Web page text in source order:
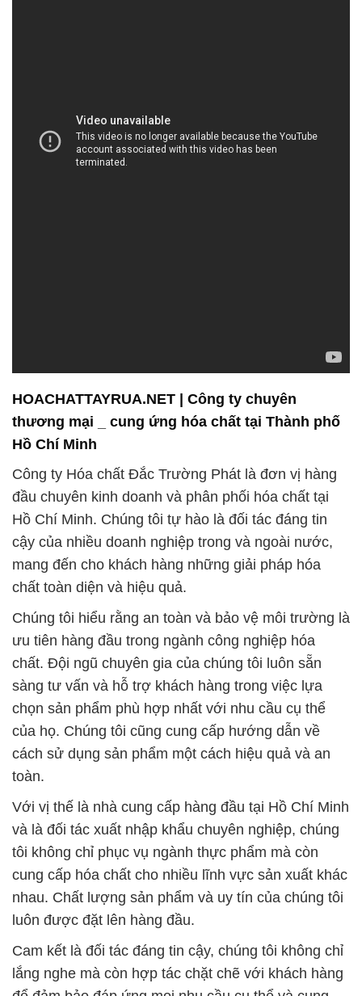
Công ty Hóa chất Đắc Trường Phát là đơn vị hàng
đầu chuyên kinh doanh và phân phối hóa chất tại
Hồ Chí Minh. Chúng tôi tự hào là đối tác đáng tin
cậy của nhiều doanh nghiệp trong và ngoài nước,
mang đến cho khách hàng những giải pháp hóa
chất toàn diện và hiệu quả.
Chúng tôi hiểu rằng an toàn và bảo vệ môi trường là
ưu tiên hàng đầu trong ngành công nghiệp hóa
chất. Đội ngũ chuyên gia của chúng tôi luôn sẵn
sàng tư vấn và hỗ trợ khách hàng trong việc lựa
chọn sản phẩm phù hợp nhất với nhu cầu cụ thể
của họ. Chúng tôi cũng cung cấp hướng dẫn về
cách sử dụng sản phẩm một cách hiệu quả và an
toàn.
Với vị thế là nhà cung cấp hàng đầu tại Hồ Chí Minh
và là đối tác xuất nhập khẩu chuyên nghiệp, chúng
tôi không chỉ phục vụ ngành thực phẩm mà còn
cung cấp hóa chất cho nhiều lĩnh vực sản xuất khác
nhau. Chất lượng sản phẩm và uy tín của chúng tôi
luôn được đặt lên hàng đầu.
Cam kết là đối tác đáng tin cậy, chúng tôi không chỉ
lắng nghe mà còn hợp tác chặt chẽ với khách hàng
để đảm bảo đáp ứng mọi nhu cầu cụ thể và cung
cấp các giải pháp tùy chỉnh cho từng dự án. Đứng
đằng sau những sản phẩm xuất sắc là đội ngũ
chuyên gia tận tâm và giàu kinh nghiệm, cam kết
thúc đẩy sự bền vững trong ngành công nghiệp hóa